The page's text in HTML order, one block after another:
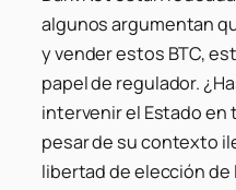
algunos argumentan
y vender estos BTC,
papel de regulador.
intervenir el Estado en
pesar de su contexto
libertad de elección